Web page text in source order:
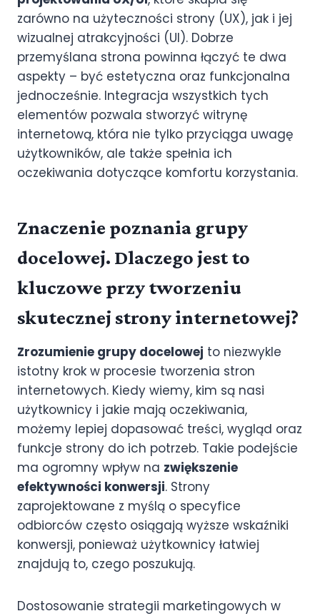
zarówno na użyteczności strony (UX), jak i jej
wizualnej atrakcyjności (UI). Dobrze
przemyślana strona powinna łączyć te dwa
aspekty – być estetyczna oraz funkcjonalna
jednocześnie. Integracja wszystkich tych
elementów pozwala stworzyć witrynę
internetową, która nie tylko przyciąga uwagę
użytkowników, ale także spełnia ich
oczekiwania dotyczące komfortu korzystania.
Znaczenie poznania grupy
docelowej. Dlaczego jest to
kluczowe przy tworzeniu
skutecznej strony internetowej?
Zrozumienie grupy docelowej to niezwykle
istotny krok w procesie tworzenia stron
internetowych. Kiedy wiemy, kim są nasi
użytkownicy i jakie mają oczekiwania,
możemy lepiej dopasować treści, wygląd oraz
funkcje strony do ich potrzeb. Takie podejście
ma ogromny wpływ na zwiększenie
efektywności konwersji. Strony
zaprojektowane z myślą o specyfice
odbiorców często osiągają wyższe wskaźniki
konwersji, ponieważ użytkownicy łatwiej
znajdują to, czego poszukują.
Dostosowanie strategii marketingowych w